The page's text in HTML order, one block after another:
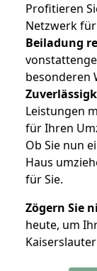
Profitieren
Netzwerk
Beiladung
besonderen
Leistungen
für Ihren
Ob Sie nun
Haus
für Sie.
Zögern Sie
heute, um